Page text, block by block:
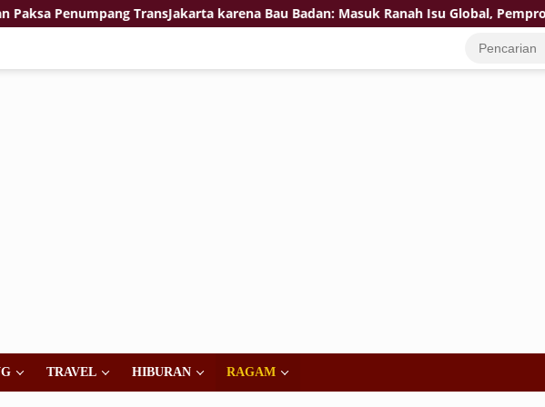
TransJakarta karena Bau Badan: Masuk Ranah Isu Global, Pemprov dan
TRAVEL HIBURAN RAGAM